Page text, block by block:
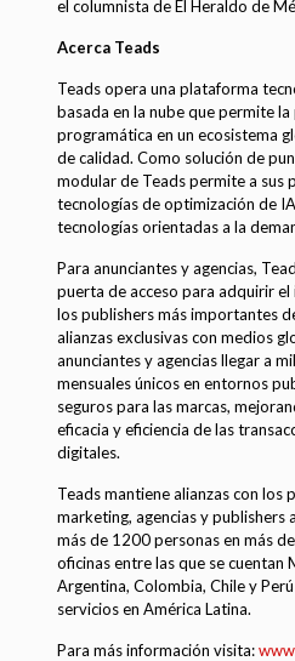
el columnista de El Heraldo de
Acerca Teads
Teads opera una plataforma
basada en la nube que permite
programática en un ecosistema
de calidad. Como solución de
modular de Teads permite a sus
tecnologías de optimización de
tecnologías orientadas a la
Para anunciantes y agencias,
puerta de acceso para adquirir
los publishers más importantes
alianzas exclusivas con medios
anunciantes y agencias llegar a
mensuales únicos en entornos
seguros para las marcas,
eficacia y eficiencia de las
digitales.
Teads mantiene alianzas con los
marketing, agencias y publishers
más de 1200 personas en más
oficinas entre las que se cuentan
Argentina, Colombia, Chile y
servicios en América Latina.
Para más información visita: